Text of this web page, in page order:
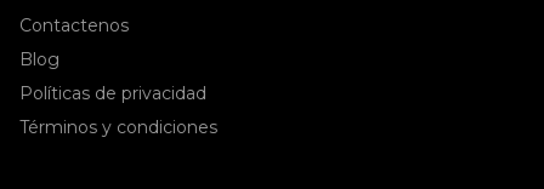
Contactenos
Blog
Políticas de privacidad
Términos y condiciones